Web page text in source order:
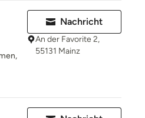
Nachricht
An der Favorite 2,
55131 Mainz